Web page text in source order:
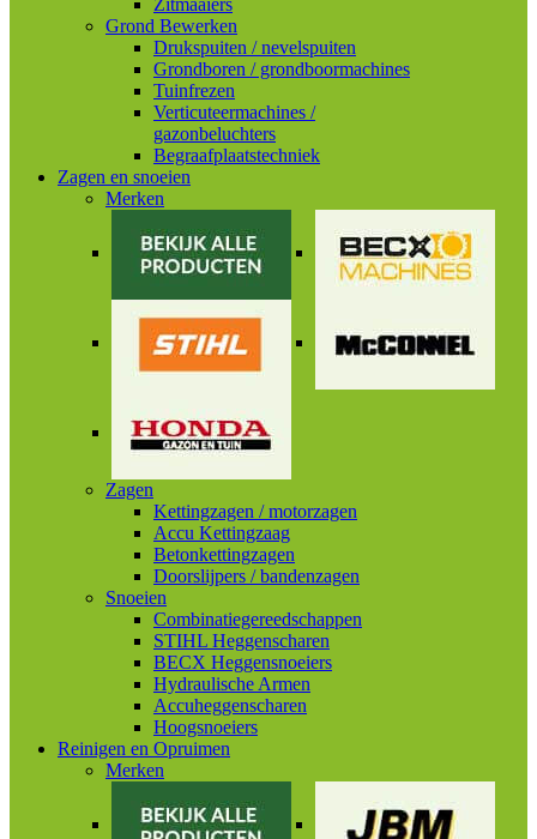
Zitmaaiers
Grond Bewerken
Drukspuiten / nevelspuiten
Grondboren / grondboormachines
Tuinfrezen
Verticuteermachines /
gazonbeluchters
Begraafplaatstechniek
Zagen en snoeien
Merken
Zagen
Kettingzagen / motorzagen
Accu Kettingzaag
Betonkettingzagen
Doorslijpers / bandenzagen
Snoeien
Combinatiegereedschappen
STIHL Heggenscharen
BECX Heggensnoeiers
Hydraulische Armen
Accuheggenscharen
Hoogsnoeiers
Reinigen en Opruimen
Merken